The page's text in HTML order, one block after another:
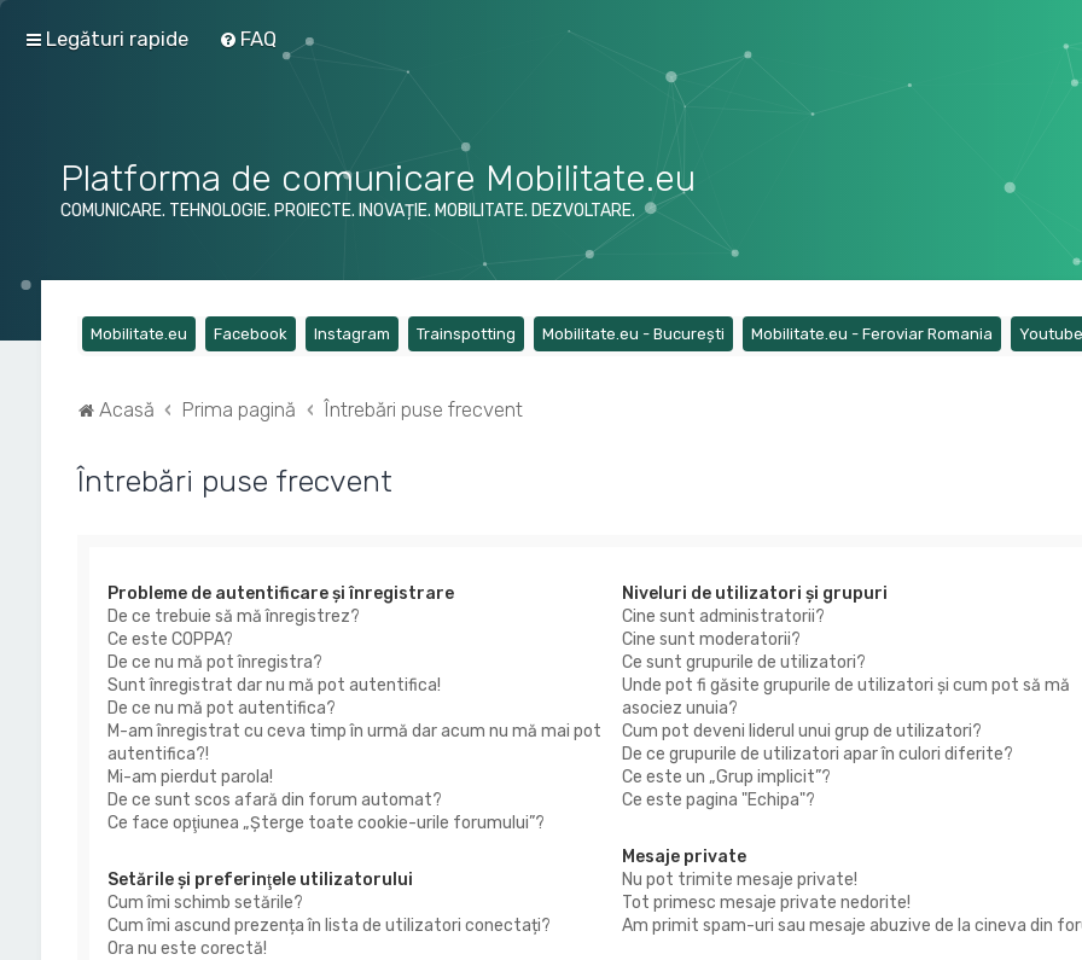
Legături rapide FAQ
Platforma de comunicare Mobilitate.eu
COMUNICARE. TEHNOLOGIE. PROIECTE. INOVAȚIE. MOBILITATE. DEZVOLTARE.
Mobilitate.eu(Opens a new tab)
Facebook(Opens a new tab)
Instagram(Opens a new tab)
Trainspotting(Opens a new tab)
Mobilitate.eu - București(Opens a new tab)
Mobilitate.eu - Feroviar Romania(Opens a
Youtube
Acasă Prima pagină Întrebări puse frecvent
Întrebări puse frecvent
Probleme de autentificare şi înregistrare
De ce trebuie să mă înregistrez?
Ce este COPPA?
De ce nu mă pot înregistra?
Sunt înregistrat dar nu mă pot autentifica!
De ce nu mă pot autentifica?
M-am înregistrat cu ceva timp în urmă dar acum nu mă mai pot
autentifica?!
Mi-am pierdut parola!
De ce sunt scos afară din forum automat?
Ce face opţiunea „Şterge toate cookie-urile forumului”?
Setările şi preferinţele utilizatorului
Cum îmi schimb setările?
Cum îmi ascund prezența în lista de utilizatori conectați?
Ora nu este corectă!
Niveluri de utilizatori şi grupuri
Cine sunt administratorii?
Cine sunt moderatorii?
Ce sunt grupurile de utilizatori?
Unde pot fi găsite grupurile de utilizatori şi cum pot să mă
asociez unuia?
Cum pot deveni liderul unui grup de utilizatori?
De ce grupurile de utilizatori apar în culori diferite?
Ce este un „Grup implicit”?
Ce este pagina "Echipa"?
Mesaje private
Nu pot trimite mesaje private!
Tot primesc mesaje private nedorite!
Am primit spam-uri sau mesaje abuzive de la cineva din